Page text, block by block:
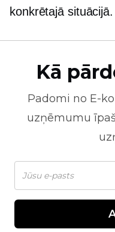
konkrētajā situācijā.
Kā
Padomi no E-
uzņēmumu